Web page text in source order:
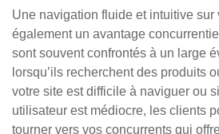
Une navigation fluide et intuitive sur
également un avantage
sont souvent confrontés à un large
lorsqu’ils recherchent des produits
votre site est difficile à naviguer ou
utilisateur est médiocre, les clients
tourner vers vos concurrents qui